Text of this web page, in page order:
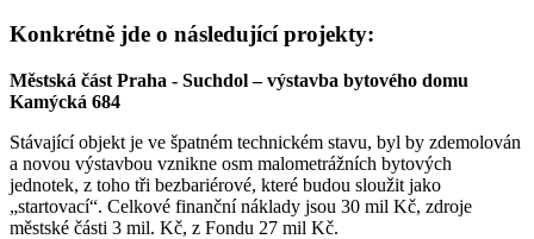
Konkrétně jde o následující projekty:
Městská část Praha - Suchdol – výstavba bytového domu
Kamýcká 684
Stávající objekt je ve špatném technickém stavu, byl by zdemolován
a novou výstavbou vznikne osm malometrážních bytových
jednotek, z toho tři bezbariérové, které budou sloužit jako
„startovací“. Celkové finanční náklady jsou 30 mil Kč, zdroje
městské části 3 mil. Kč, z Fondu 27 mil Kč.